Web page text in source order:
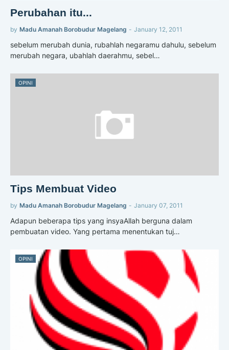
Perubahan itu...
by Madu Amanah Borobudur Magelang - January 12, 2011
sebelum merubah dunia, rubahlah negaramu dahulu, sebelum
merubah negara, ubahlah daerahmu, sebel…
OPINI
Tips Membuat Video
by Madu Amanah Borobudur Magelang - January 07, 2011
Adapun beberapa tips yang insyaAllah berguna dalam
pembuatan video. Yang pertama menentukan tuj…
OPINI